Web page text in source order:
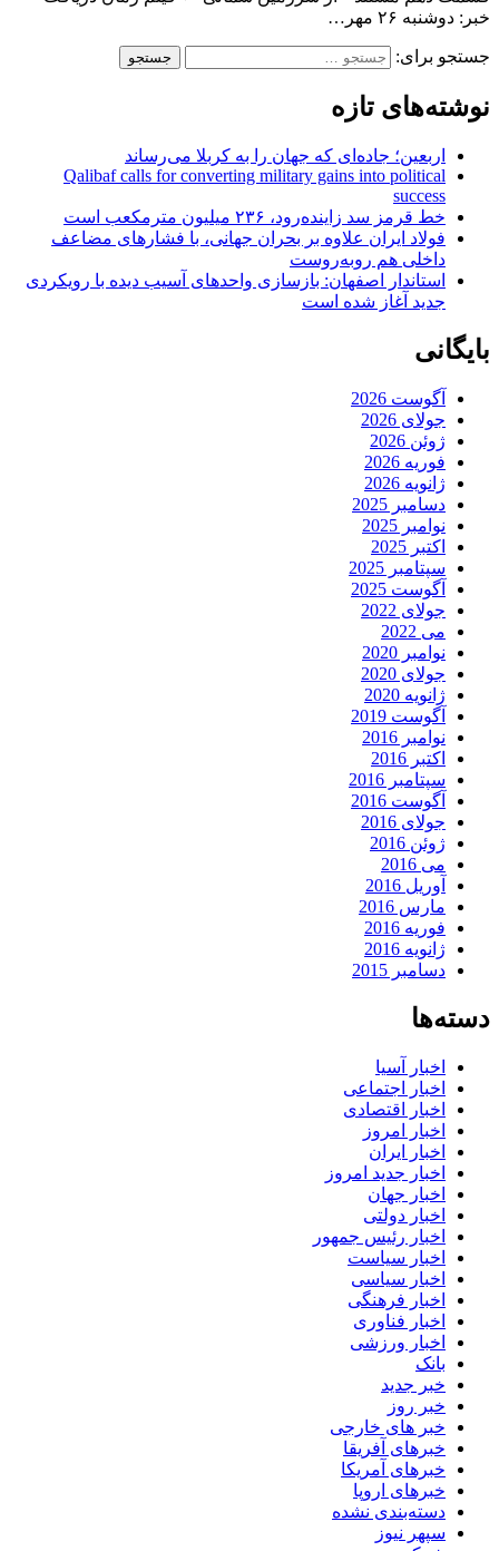
خبر: دوشنبه ۲۶ مهر…
جستجو برای:
نوشته‌های تازه
اربعین؛ جاده‌ای که جهان را به کربلا می‌رساند
Qalibaf calls for converting military gains into political
success
خط قرمز سد زاینده‌رود، ۲۳۶ میلیون مترمکعب است
فولاد ایران علاوه بر بحران جهانی، با فشارهای مضاعف
داخلی هم روبه‌روست
استاندار اصفهان: بازسازی واحدهای آسیب دیده با رویکردی
جدید آغاز شده است
بایگانی
آگوست 2026
جولای 2026
ژوئن 2026
فوریه 2026
ژانویه 2026
دسامبر 2025
نوامبر 2025
اکتبر 2025
سپتامبر 2025
آگوست 2025
جولای 2022
می 2022
نوامبر 2020
جولای 2020
ژانویه 2020
آگوست 2019
نوامبر 2016
اکتبر 2016
سپتامبر 2016
آگوست 2016
جولای 2016
ژوئن 2016
می 2016
آوریل 2016
مارس 2016
فوریه 2016
ژانویه 2016
دسامبر 2015
دسته‌ها
اخبار آسیا
اخبار اجتماعی
اخبار اقتصادی
اخبار امروز
اخبار ایران
اخبار جدید امروز
اخبار جهان
اخبار دولتی
اخبار رئیس جمهور
اخبار سیاست
اخبار سیاسی
اخبار فرهنگی
اخبار فناوری
اخبار ورزشی
بانک
خبر جدید
خبر روز
خبر های خارجی
خبرهای آفریقا
خبرهای آمریکا
خبرهای اروپا
دسته‌بندی نشده
سپهر نیوز